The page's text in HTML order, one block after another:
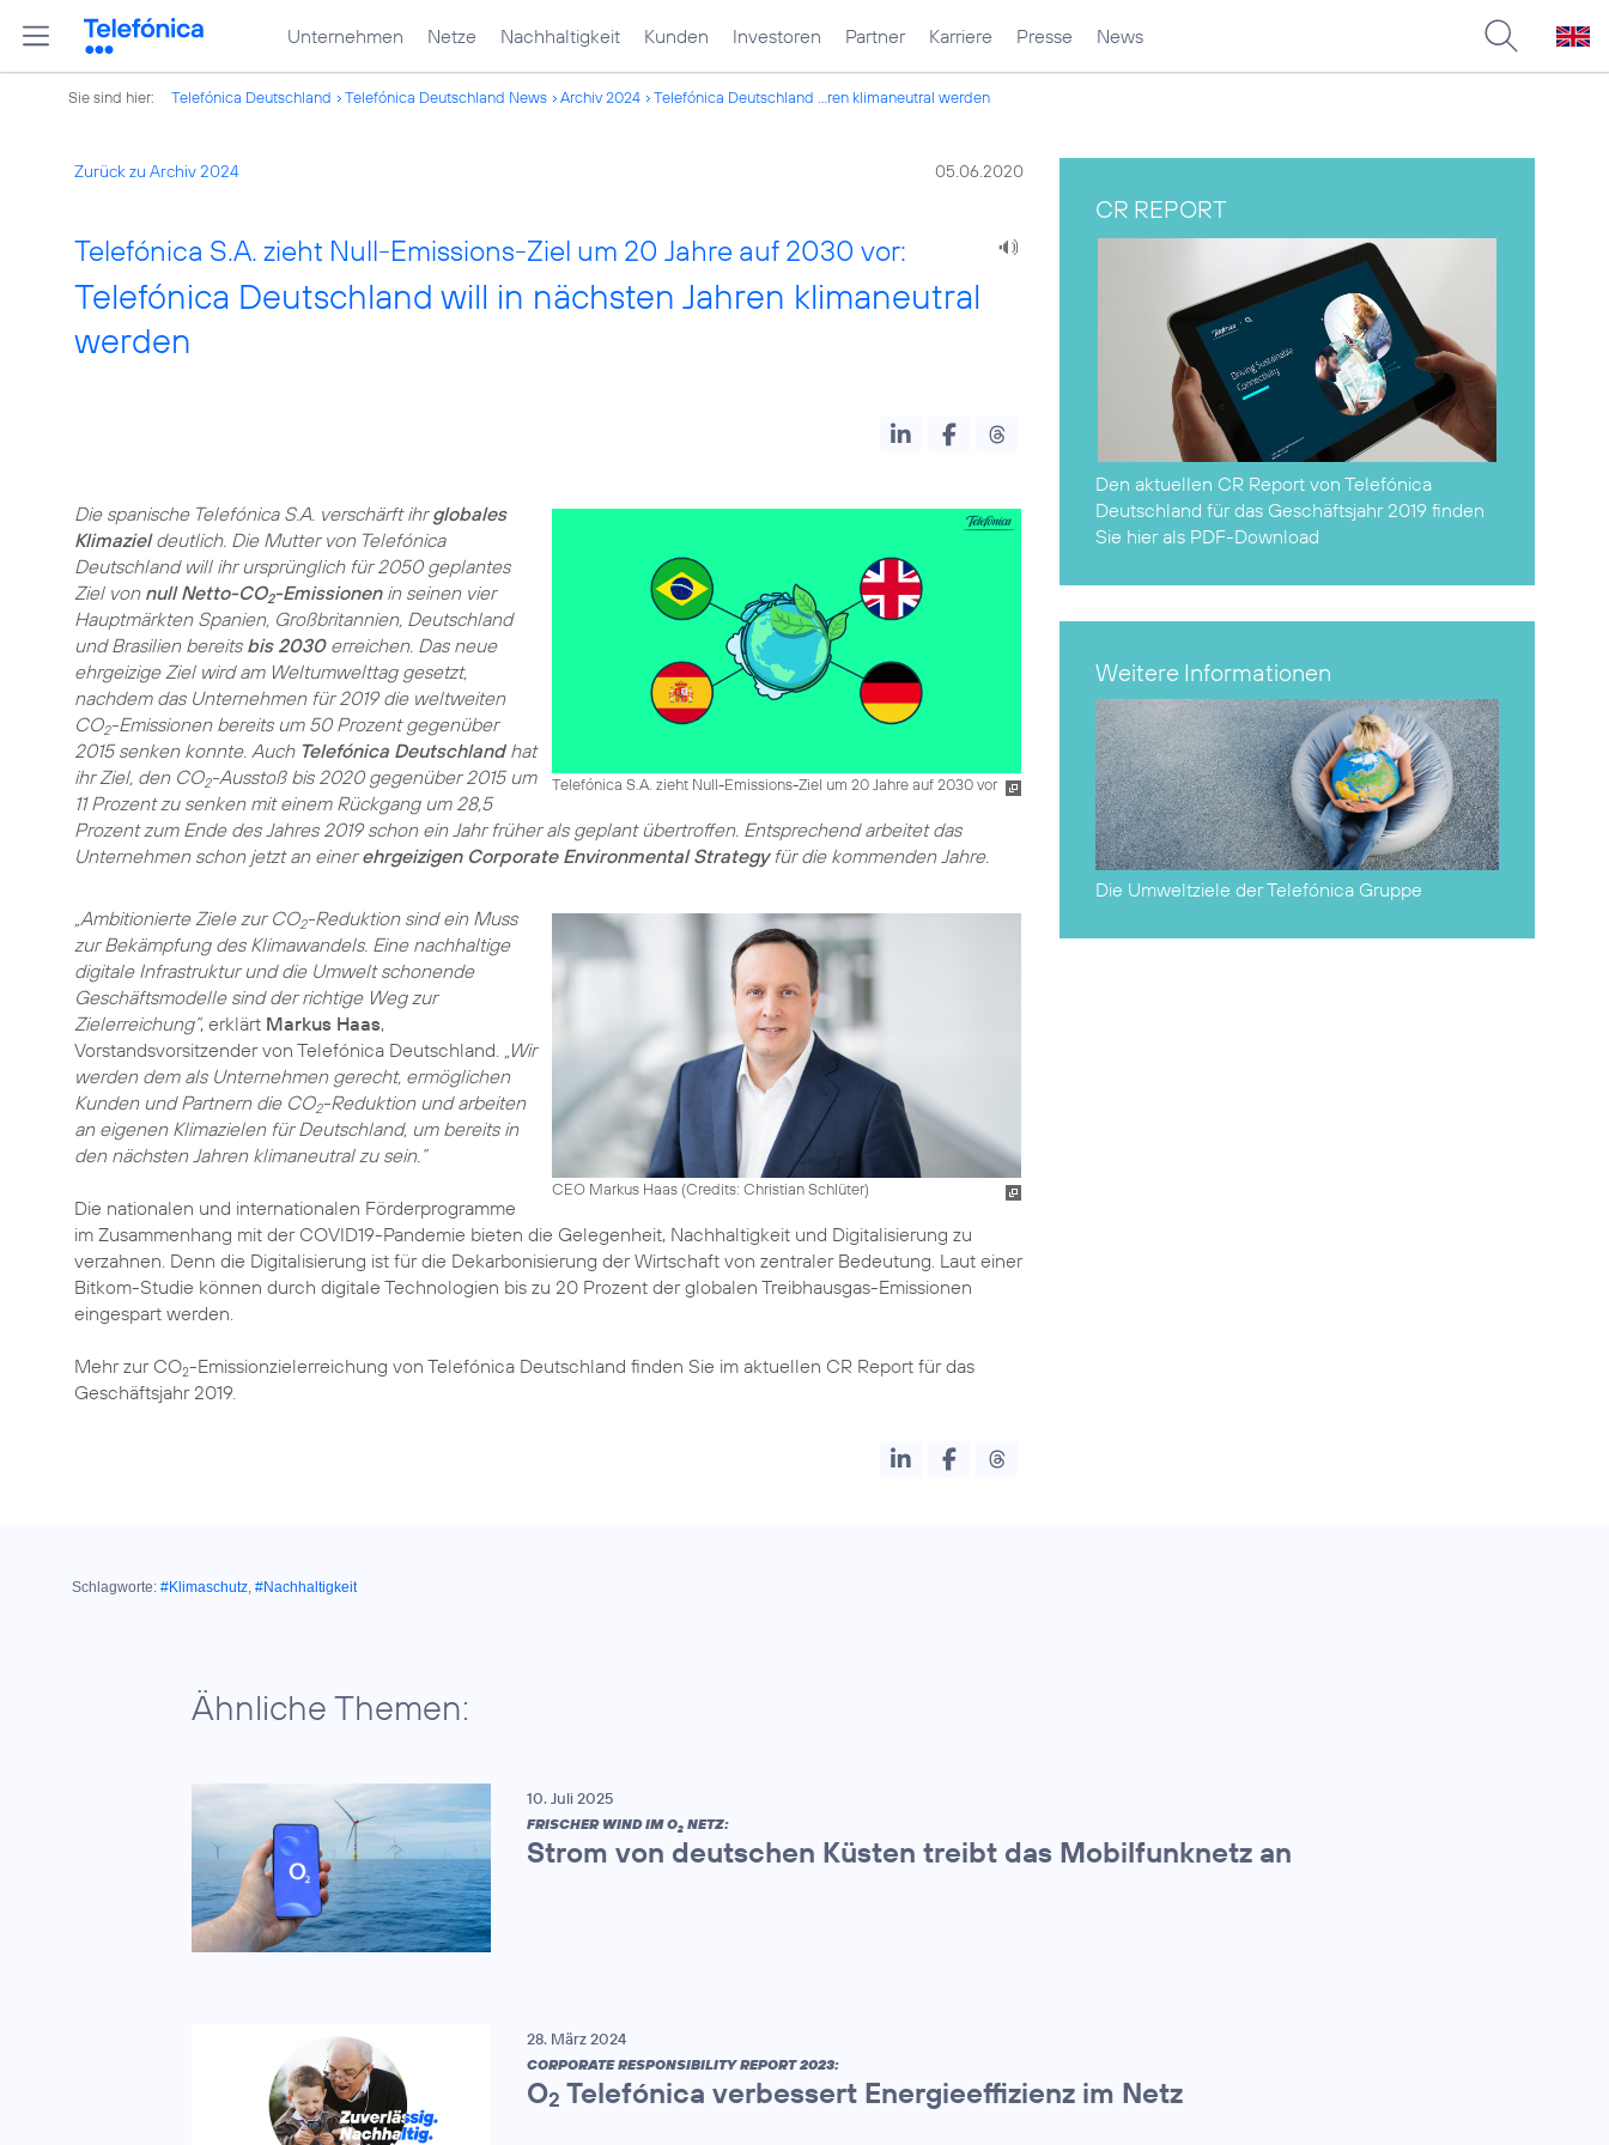
Unternehmen Netze Nachhaltigkeit Kunden Investoren Partner Karriere Presse News
Sie sind hier: Telefónica Deutschland Telefónica Deutschland News Archiv 2024 Telefónica Deutschland ...ren klimaneutral werden
Zurück zu Archiv 2024 05.06.2020
Telefónica S.A. zieht Null-Emissions-Ziel um 20 Jahre auf 2030 vor:
Telefónica Deutschland will in nächsten Jahren klimaneutral
werden
Telefónica S.A. zieht Null-Emissions-Ziel um 20 Jahre auf 2030 vor
Die spanische Telefónica S.A. verschärft ihrglobales
Klimazieldeutlich. Die Mutter von Telefónica
Deutschland will ihr ursprünglich für 2050 geplantes
Ziel von null Netto-CO2-Emissionenin seinen vier
Hauptmärkten Spanien, Großbritannien, Deutschland
und Brasilien bereits bis 2030erreichen. Das neue
ehrgeizige Ziel wird am Weltumwelttag gesetzt,
nachdem das Unternehmen für 2019 die weltweiten
CO2-Emissionen bereits um 50 Prozent gegenüber
2015 senken konnte. Auch Telefónica Deutschlandhat
ihr Ziel, den CO2-Ausstoß bis 2020 gegenüber 2015 um
11 Prozent zu senken mit einem Rückgang um 28,5
Prozent zum Ende des Jahres 2019 schon ein Jahr früher als geplant übertroffen. Entsprechend arbeitet das
Unternehmen schon jetzt an einerehrgeizigen Corporate Environmental Strategyfür die kommenden Jahre.
CEO Markus Haas (Credits: Christian Schlüter)
„Ambitionierte Ziele zur CO2-Reduktion sind ein Muss
zur Bekämpfung des Klimawandels. Eine nachhaltige
digitale Infrastruktur und die Umwelt schonende
Geschäftsmodelle sind der richtige Weg zur
Zielerreichung“, erklärt Markus Haas,
Vorstandsvorsitzender von Telefónica Deutschland. „Wir
werden dem als Unternehmen gerecht, ermöglichen
Kunden und Partnern die CO2-Reduktion und arbeiten
an eigenen Klimazielen für Deutschland, um bereits in
den nächsten Jahren klimaneutral zu sein.“
Die nationalen und internationalen Förderprogramme
im Zusammenhang mit der COVID19-Pandemie bieten die Gelegenheit, Nachhaltigkeit und Digitalisierung zu
verzahnen. Denn die Digitalisierung ist für die Dekarbonisierung der Wirtschaft von zentraler Bedeutung. Laut einer
Bitkom-Studie können durch digitale Technologien bis zu 20 Prozent der globalen Treibhausgas-Emissionen
eingespart werden.
Mehr zur CO2-Emissionzielerreichung von Telefónica Deutschland finden Sie im aktuellen CR Report für das
Geschäftsjahr 2019
CR REPORT
Den aktuellen CR Report von Telefónica
Deutschland für das Geschäftsjahr 2019 finden
Sie hier als PDF-Download
Weitere Informationen
Die Umweltziele der Telefónica Gruppe
Schlagworte: #Klimaschutz, #Nachhaltigkeit
Ähnliche Themen:
10. Juli 2025
FRISCHER WIND IM O2 NETZ:
Strom von deutschen Küsten treibt das Mobilfunknetz an
28. März 2024
CORPORATE RESPONSIBILITY REPORT 2023:
O2 Telefónica verbessert Energieeffizienz im Netz